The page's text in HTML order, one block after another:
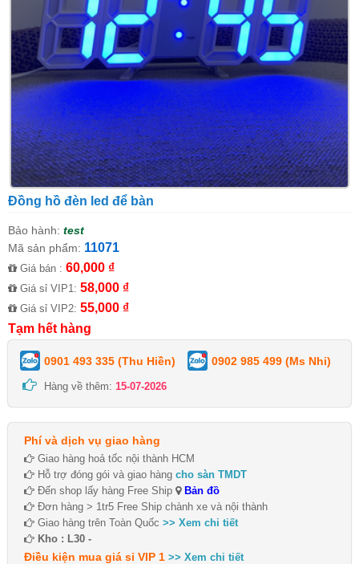
Đồng hồ đèn led để bàn
Bảo hành: test
Mã sản phẩm: 11071
Giá bán : 60,000 ₫
Giá sỉ VIP1: 58,000 ₫
Giá sỉ VIP2: 55,000 ₫
Tạm hết hàng
0901 493 335 (Thu Hiền) 0902 985 499 (Ms Nhi)
Hàng về thêm: 15-07-2026
Phí và dịch vụ giao hàng
Giao hàng hoả tốc nội thành HCM
Hỗ trợ đóng gói và giao hàng cho sàn TMDT
Đến shop lấy hàng Free Ship
Bản đồ
Đơn hàng > 1tr5 Free Ship chành xe và nội thành
Giao hàng trên Toàn Quốc >> Xem chi tiết
Kho : L30 -
Điều kiện mua giá sỉ VIP 1 >> Xem chi tiết